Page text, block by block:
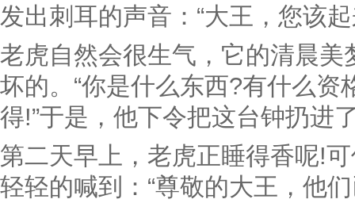
发出刺耳的声音：“大王，您该
老虎自然会很生气，它的清晨
坏的。“你是什么东西?有什么
得!”于是，他下令把这台钟扔进
第二天早上，老虎正睡得香呢!
轻轻的喊到：“尊敬的大王，他